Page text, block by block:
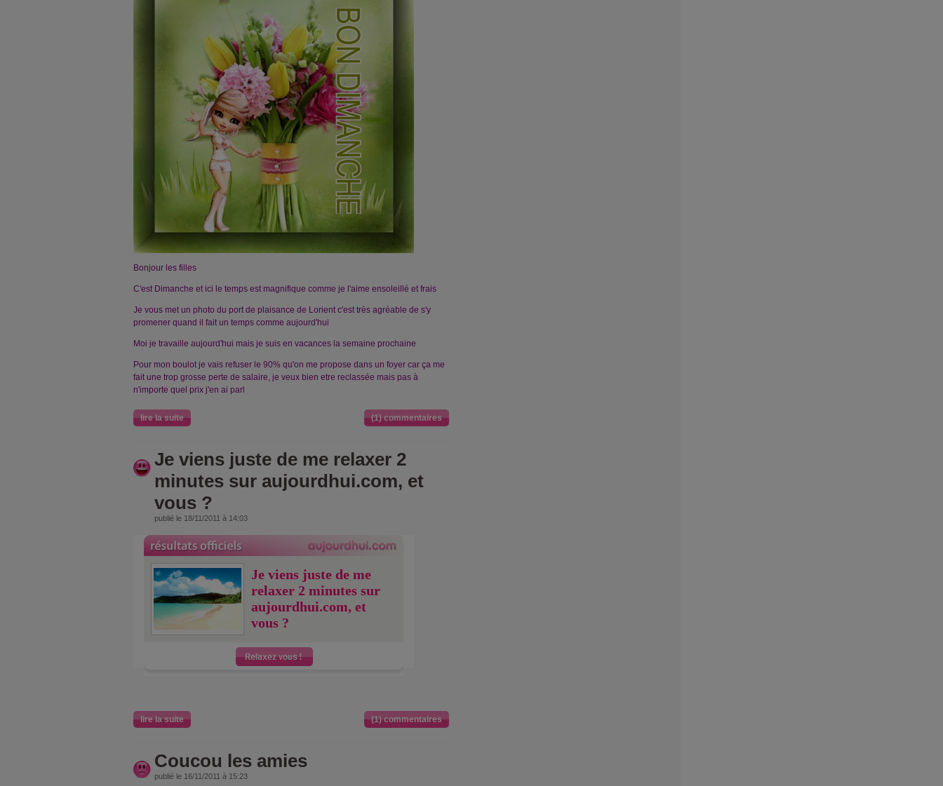
Bonjour les filles
C'est Dimanche et ici le temps est magnifique comme je l'aime ensoleillé et frais
Je vous met un photo du port de plaisance de Lorient c'est très agréable de s'y
promener quand il fait un temps comme aujourd'hui
Moi je travaille aujourd'hui mais je suis en vacances la semaine prochaine
Pour mon boulot je vais refuser le 90% qu'on me propose dans un foyer car ça me
fait une trop grosse perte de salaire, je veux bien etre reclassée mais pas à
n'importe quel prix j'en ai parl
lire la suite (1) commentaires
Je viens juste de me relaxer 2
minutes sur aujourdhui.com, et
vous ?
publié le 18/11/2011 à 14:03
Je viens juste de me
relaxer 2 minutes sur
aujourdhui.com, et
vous ?
lire la suite (1) commentaires
Coucou les amies
publié le 16/11/2011 à 15:23